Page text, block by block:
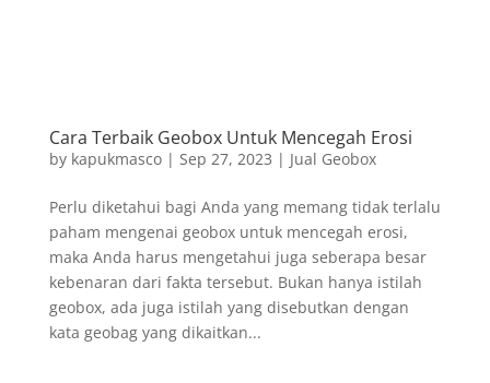
Cara Terbaik Geobox Untuk Mencegah Erosi
by kapukmasco| Sep 27, 2023 | Jual Geobox
Perlu diketahui bagi Anda yang memang tidak terlalu
paham mengenai geobox untuk mencegah erosi,
maka Anda harus mengetahui juga seberapa besar
kebenaran dari fakta tersebut. Bukan hanya istilah
geobox, ada juga istilah yang disebutkan dengan
kata geobag yang dikaitkan...